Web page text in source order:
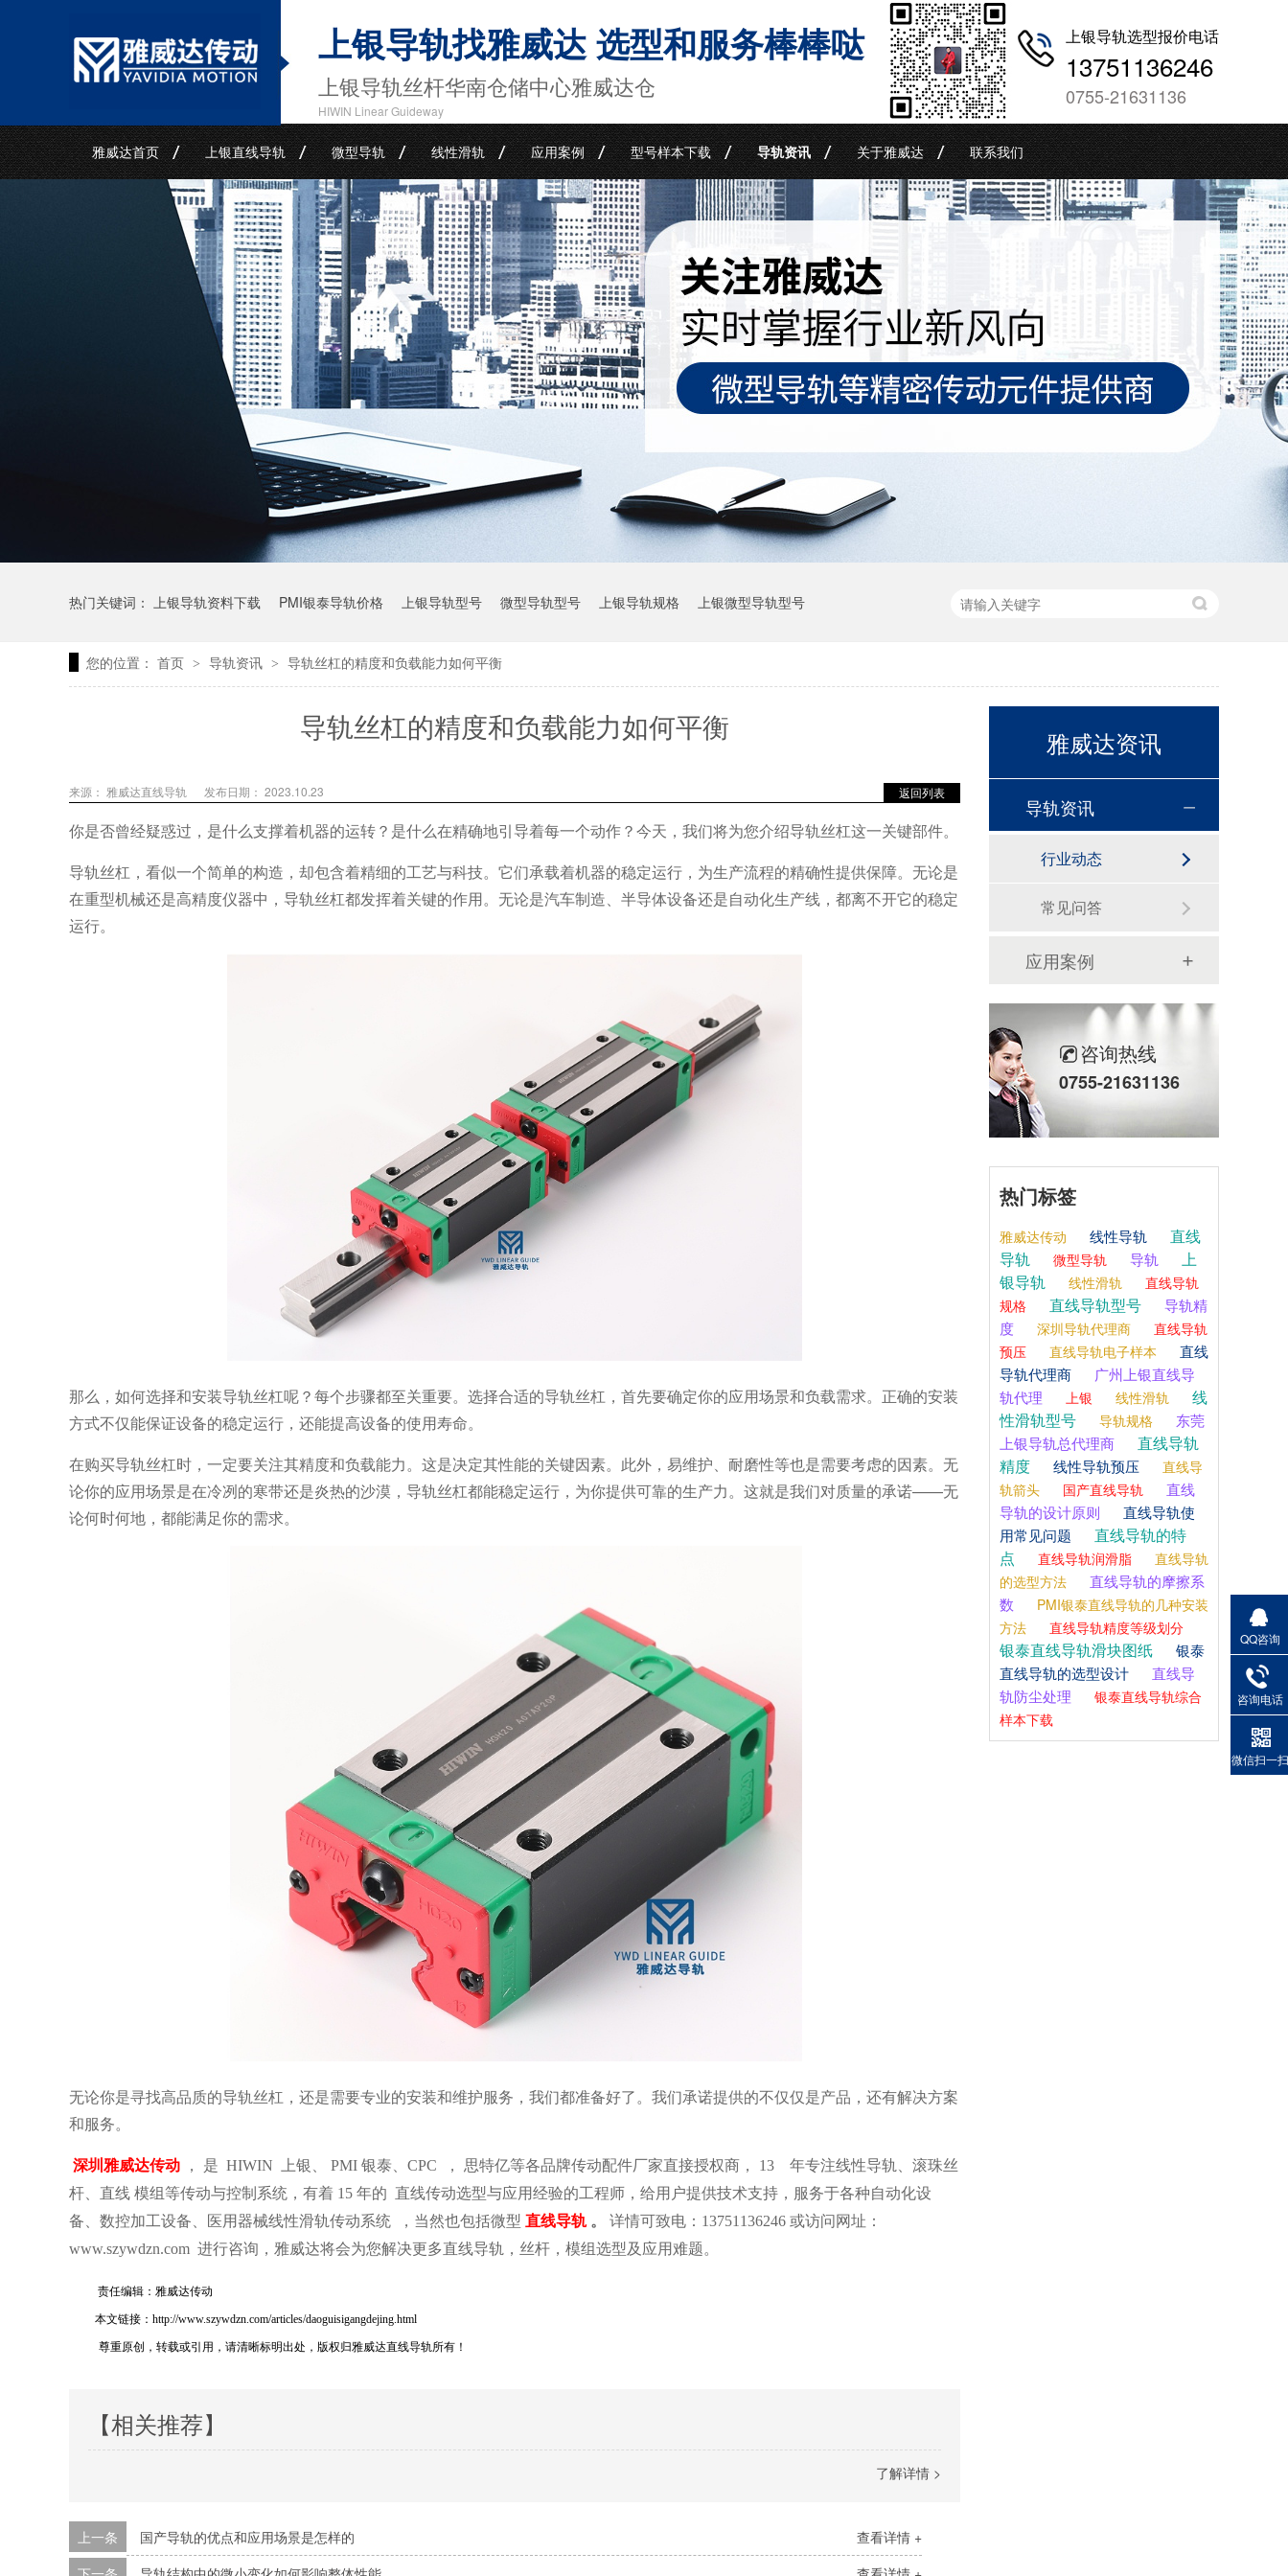
上银导轨找雅威达 选型和服务棒棒哒
上银导轨丝杆华南仓储中心雅威达仓
HIWIN Linear Guideway
上银导轨选型报价电话
13751136246
0755-21631136
雅威达首页 上银直线导轨 微型导轨 线性滑轨 应用案例 型号样本下载 导轨资讯 关于雅威达 联系我们
热门关键词： 上银导轨资料下载 PMI银泰导轨价格 上银导轨型号 微型导轨型号 上银导轨规格 上银微型导轨型号
您的位置： 首页 > 导轨资讯 > 导轨丝杠的精度和负载能力如何平衡
导轨丝杠的精度和负载能力如何平衡
返回列表
来源： 雅威达直线导轨 发布日期： 2023.10.23
你是否曾经疑惑过，是什么支撑着机器的运转？是什么在精确地引导着每一个动作？今天，我们将为您介绍导轨丝杠这一关键部件。
导轨丝杠，看似一个简单的构造，却包含着精细的工艺与科技。它们承载着机器的稳定运行，为生产流程的精确性提供保障。 无论是
在重型机械还是高精度仪器中，导轨丝杠都发挥着关键的作用。无论是汽车制造、半导体设备还是自动化生产线，都离不开它的稳定
运行。
那么，如何选择和安装导轨丝杠呢？每个步骤都至关重要。选择合适的导轨丝杠，首先要确定你的应用场景和负载需求。正确的安装
方式不仅能保证设备的稳定运行，还能提高设备的使用寿命。
在购买导轨丝杠时，一定要关注其精度和负载能力。这是决定其性能的关键因素。此外，易维护、耐磨性等也是需要考虑的因素。 无
论你的应用场景是在冷冽的寒带还是炎热的沙漠，导轨丝杠都能稳定运行，为你提供可靠的生产力。这就是我们对质量的承诺——无
论何时何地，都能满足你的需求。
无论你是寻找高品质的导轨丝杠，还是需要专业的安装和维护服务，我们都准备好了。我们承诺提供的不仅仅是产品，还有解决方案
和服务。
深圳雅威达传动 ， 是 HIWIN 上银、 PMI 银泰、 CPC ， 思特亿等各品牌传动配件厂家直接授权商， 13
年专注线性导轨、滚珠丝
杆、直线 模组等传动与控制系统，有着 15 年的 直线传动选型与应用经验的工程师，给用户提供技术支持，服务于各种自动化设
备、数控加工设备、医用器械线性滑轨传动系统
，当然也包括微型 直线导轨。 详情可致电： 13751136246 或访问网址：
www.szywdzn.com 进行咨询，雅威达将会为您解决更多直线导轨，丝杆，模组选型及应用难题。
责任编辑：雅威达传动
本文链接：http://www.szywdzn.com/articles/daoguisigangdejing.html
尊重原创，转载或引用，请清晰标明出处，版权归雅威达直线导轨所有！
【相关推荐】
了解详情 >
查看详情 +
上一条
国产导轨的优点和应用场景是怎样的
雅威达资讯
导轨资讯
行业动态
常见问答
应用案例
咨询热线
0755-21631136
热门标签
雅威达传动 线性导轨
直线
导轨
微型导轨 导轨
上
银导轨
线性滑轨
直线导轨
规格
直线导轨型号
导轨精
度
深圳导轨代理商
直线导轨
预压
直线导轨电子样本
直线
导轨代理商
广州上银直线导
轨代理
上银 线性滑轨
线
性滑轨型号
导轨规格
东莞
上银导轨总代理商
直线导轨
精度
线性导轨预压
直线导
轨箭头
国产直线导轨
直线
导轨的设计原则
直线导轨使
用常见问题
直线导轨的特
点
直线导轨润滑脂
直线导轨
的选型方法
直线导轨的摩擦系
数
PMI银泰直线导轨的几种安装
方法
直线导轨精度等级划分
银泰直线导轨滑块图纸
银泰
直线导轨的选型设计
直线导
轨防尘处理
银泰直线导轨综合
样本下载
QQ咨询
咨询电话
微信扫一扫